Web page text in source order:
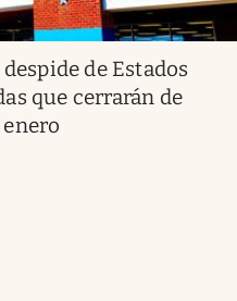
despide de Estados
que cerrarán de